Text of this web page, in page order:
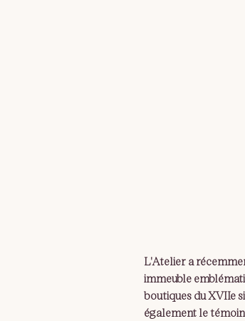
L'Atelier a
immeuble
boutiques du XVIIe
également le